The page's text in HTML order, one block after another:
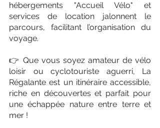
hébergements "Accueil Vélo" et
services de location jalonnent le
parcours, facilitant l’organisation du
voyage.
👉 Que vous soyez amateur de vélo
loisir ou cyclotouriste aguerri, La
Régalante est un itinéraire accessible,
riche en découvertes et parfait pour
une échappée nature entre terre et
mer !